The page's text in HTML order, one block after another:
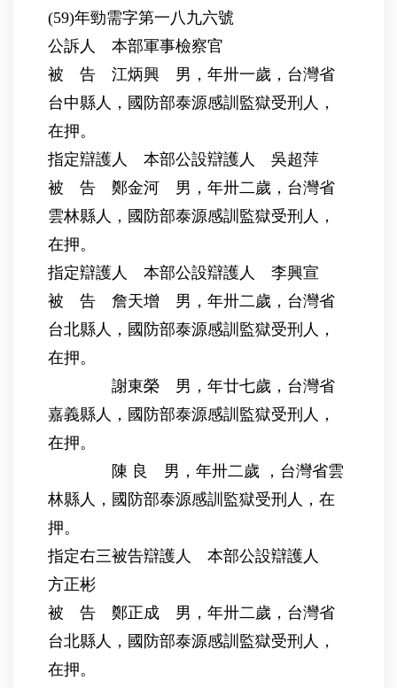
(59)年勁需字第一八九六號
公訴人 本部軍事檢察官
被 告 江炳興 男，年卅一歲，台灣省
台中縣人，國防部泰源感訓監獄受刑人，
在押。
指定辯護人 本部公設辯護人 吳超萍
被 告 鄭金河 男，年卅二歲，台灣省
雲林縣人，國防部泰源感訓監獄受刑人，
在押。
指定辯護人 本部公設辯護人 李興宣
被 告 詹天增 男，年卅二歲，台灣省
台北縣人，國防部泰源感訓監獄受刑人，
在押。
謝東榮 男，年廿七歲，台灣省
嘉義縣人，國防部泰源感訓監獄受刑人，
在押。
陳 良 男，年卅二歲 ，台灣省雲
林縣人，國防部泰源感訓監獄受刑人，在
押。
指定右三被告辯護人 本部公設辯護人
方正彬
被 告 鄭正成 男，年卅二歲，台灣省
台北縣人，國防部泰源感訓監獄受刑人，
在押。